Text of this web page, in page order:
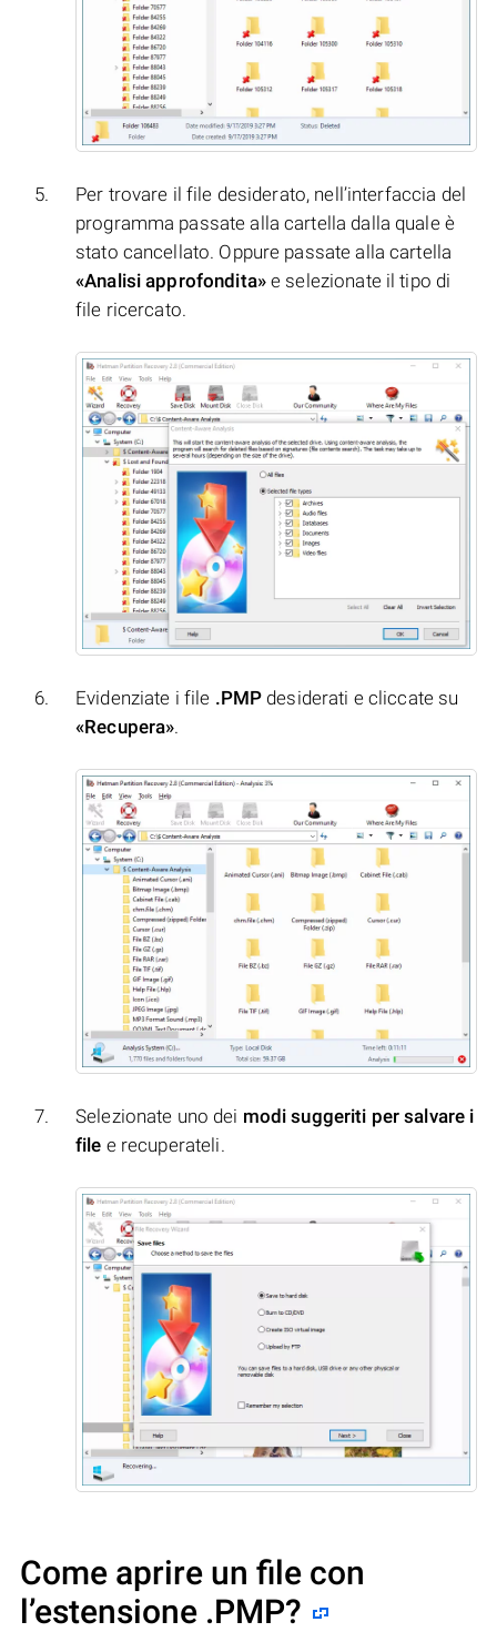
Per trovare il file desiderato, nell’interfaccia del
programma passate alla cartella dalla quale è
stato cancellato. Oppure passate alla cartella
«Analisi approfondita»e selezionate il tipo di
file ricercato.
Evidenziate i file .PMP desiderati e cliccate su
«Recupera».
Selezionate uno dei modi suggeriti per salvare i
file e recuperateli.
Come aprire un file con
l’estensione .PMP?